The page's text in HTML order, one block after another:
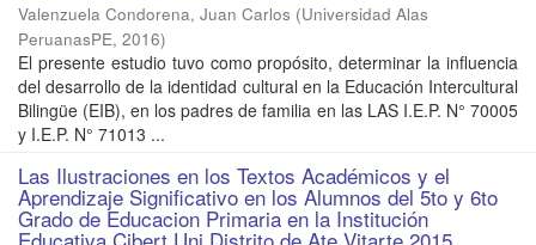
Valenzuela Condorena, Juan Carlos (Universidad Alas
PeruanasPE, 2016)
El presente estudio tuvo como propósito, determinar la influencia
del desarrollo de la identidad cultural en la Educación Intercultural
Bilingüe (EIB), en los padres de familia en las LAS I.E.P. N° 70005
y I.E.P. N° 71013 ...
Las Ilustraciones en los Textos Académicos y el
Aprendizaje Significativo en los Alumnos del 5to y 6to
Grado de Educacion Primaria en la Institución